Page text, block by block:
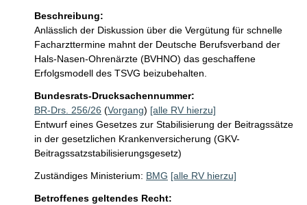
Beschreibung:
Anlässlich der Diskussion über die Vergütung für schnelle
Facharzttermine mahnt der Deutsche Berufsverband der
Hals-Nasen-Ohrenärzte (BVHNO) das geschaffene
Erfolgsmodell des TSVG beizubehalten.
Bundesrats-Drucksachennummer:
BR-Drs. 256/26 (Vorgang) [alle RV hierzu]
Entwurf eines Gesetzes zur Stabilisierung der Beitragssätze
in der gesetzlichen Krankenversicherung (GKV-
Beitragssatzstabilisierungsgesetz)
Zuständiges Ministerium: BMG [alle RV hierzu]
Betroffenes geltendes Recht: